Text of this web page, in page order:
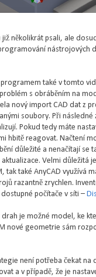
několikrát psali, ale
nástrojových
programem také v tomto
s obráběním na
nový import CAD dat z
soubory. Při
Pokud tedy máte
hbitě reagovat. Načtení
důležité a nenačítají se
Velmi důležitá
tak také AnyCAD využívá
razantně zrychlen.
počítače v síti –
je možné model, ke
nové geometrie sám
není potřeba čekat
a v případě, že je